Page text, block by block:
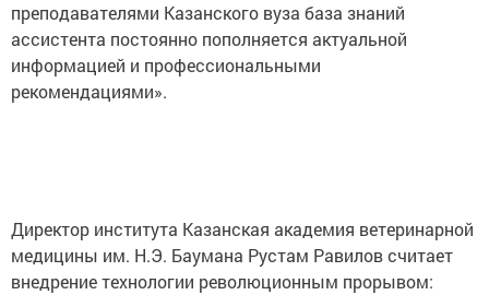
преподавателями Казанского вуза база знаний
ассистента постоянно пополняется актуальной
информацией и профессиональными
рекомендациями».
Директор института Казанская академия ветеринарной
медицины им. Н.Э. Баумана Рустам Равилов считает
внедрение технологии революционным прорывом: